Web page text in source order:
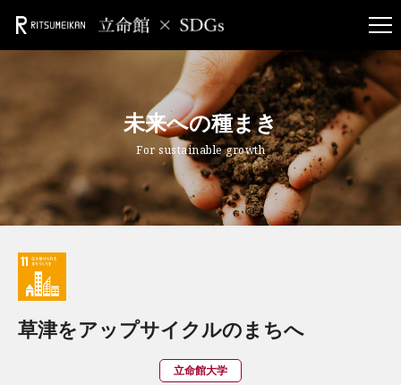
未来への種まき
For sustainable growth
草津をアップサイクルのまちへ
立命館大学